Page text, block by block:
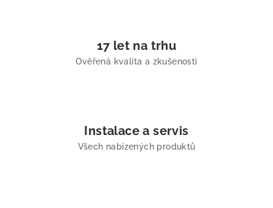
17 let na trhu
Ověřená kvalita a zkušenosti
Instalace a servis
Všech nabízených produktů